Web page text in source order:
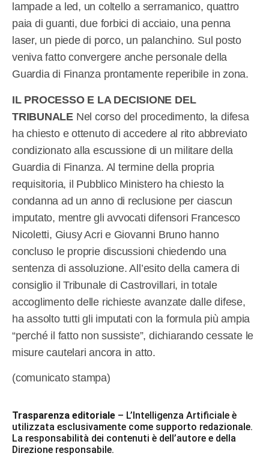
lampade a led, un coltello a serramanico, quattro
paia di guanti, due forbici di acciaio, una penna
laser, un piede di porco, un palanchino. Sul posto
veniva fatto convergere anche personale della
Guardia di Finanza prontamente reperibile in zona.
IL PROCESSO E LA DECISIONE DEL
TRIBUNALE Nel corso del procedimento, la difesa
ha chiesto e ottenuto di accedere al rito abbreviato
condizionato alla escussione di un militare della
Guardia di Finanza. Al termine della propria
requisitoria, il Pubblico Ministero ha chiesto la
condanna ad un anno di reclusione per ciascun
imputato, mentre gli avvocati difensori Francesco
Nicoletti, Giusy Acri e Giovanni Bruno hanno
concluso le proprie discussioni chiedendo una
sentenza di assoluzione. All’esito della camera di
consiglio il Tribunale di Castrovillari, in totale
accoglimento delle richieste avanzate dalle difese,
ha assolto tutti gli imputati con la formula più ampia
“perché il fatto non sussiste”, dichiarando cessate le
misure cautelari ancora in atto.
(comunicato stampa)
Trasparenza editoriale – L’Intelligenza Artificiale è
utilizzata esclusivamente come supporto redazionale.
La responsabilità dei contenuti è dell’autore e della
Direzione responsabile.